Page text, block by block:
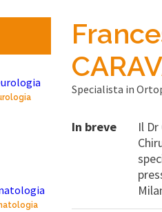
Specialista in
In breve Il Dr